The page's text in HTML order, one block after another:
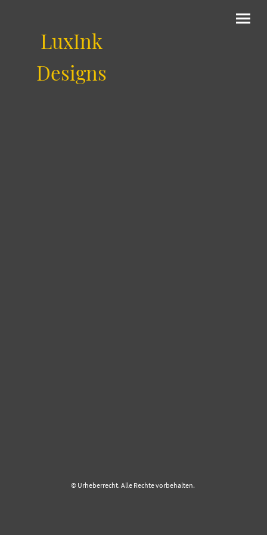
LuxInk
Designs
© Urheberrecht. Alle Rechte vorbehalten.